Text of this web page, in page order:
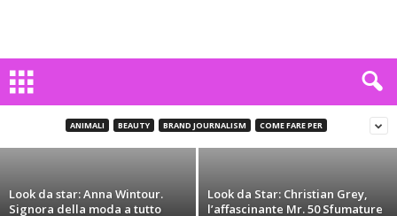
ANIMALI BEAUTY BRAND JOURNALISM COME FARE PER
Look da star: Ilaria D’Amico, tutta sport e
total black (FOTO)
Carlo Mattiani - 26 Novembre 2014
Look da star: Anna Wintour.
Signora della moda a tutto
Look da Star: Christian Grey,
l’affascinante Mr. 50 Sfumature